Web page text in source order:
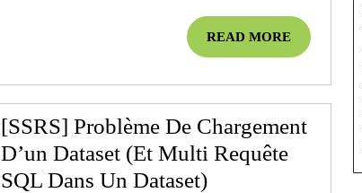
READ MOREREAD
MORE
[SSRS] Problème De Chargement
D’un Dataset (et Multi Requête
SQL Dans Un Dataset)[SSRS]